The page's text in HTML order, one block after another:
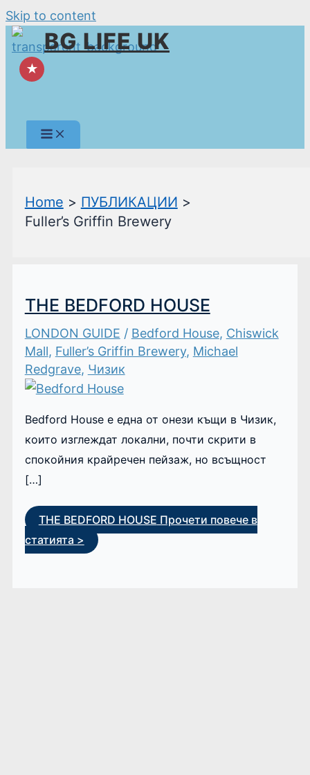
Skip to content
BG LIFE UK
★
Home
ПУБЛИКАЦИИ
Fuller’s Griffin Brewery
THE BEDFORD HOUSE
LONDON GUIDE / Bedford House, Chiswick
Mall, Fuller’s Griffin Brewery, Michael
Redgrave, Чизик
Bedford House е една от онези къщи в Чизик,
които изглеждат локални, почти скрити в
спокойния крайречен пейзаж, но всъщност
[…]
THE BEDFORD HOUSE Прочети повече в
статията >